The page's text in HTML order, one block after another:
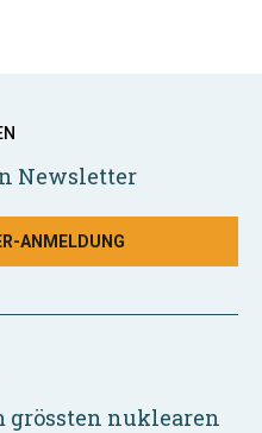
Newsletter
ANMELDUNG
grössten nuklearen